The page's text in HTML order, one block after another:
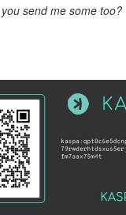
you send me some too?